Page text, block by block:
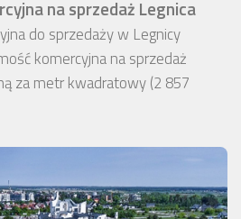
na sprzedaż Legnica
do sprzedaży w Legnicy
komercyjna na sprzedaż
za metr kwadratowy (2 857